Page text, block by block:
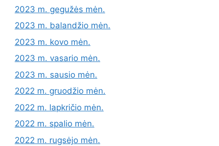
2023 m. gegužės mėn.
2023 m. balandžio mėn.
2023 m. kovo mėn.
2023 m. vasario mėn.
2023 m. sausio mėn.
2022 m. gruodžio mėn.
2022 m. lapkričio mėn.
2022 m. spalio mėn.
2022 m. rugsėjo mėn.